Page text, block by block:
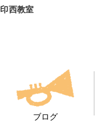
西教室
ブログ